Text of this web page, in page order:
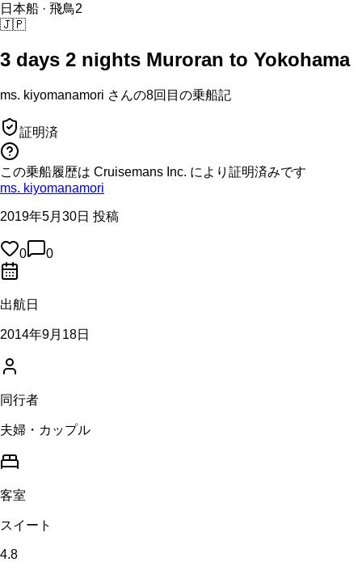
日本船 · 飛鳥2
🇯🇵
3 days 2 nights Muroran to Yokohama
ms. kiyomanamori さんの8回目の乗船記
証明済
この乗船履歴は Cruisemans Inc. により証明済みです
ms. kiyomanamori
2019年5月30日 投稿
0 0
出航日
2014年9月18日
同行者
夫婦・カップル
客室
スイート
4.8